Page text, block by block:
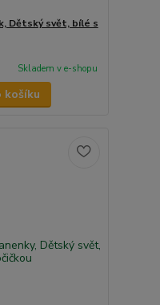
Dětský svět, bílé s
Skladem v e-shopu
košíku